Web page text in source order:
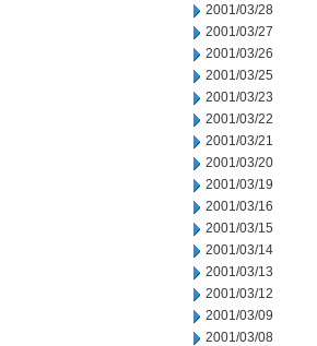
2001/03/28
2001/03/27
2001/03/26
2001/03/25
2001/03/23
2001/03/22
2001/03/21
2001/03/20
2001/03/19
2001/03/16
2001/03/15
2001/03/14
2001/03/13
2001/03/12
2001/03/09
2001/03/08